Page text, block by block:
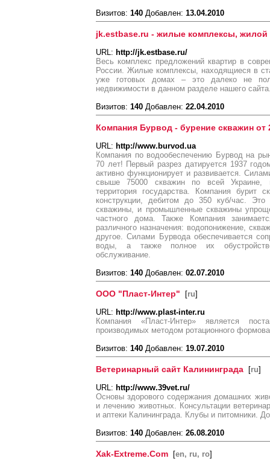
Визитов: 140 Добавлен: 13.04.2010
jk.estbase.ru - жилые комплексы, жилой
URL: http://jk.estbase.ru/
Весь комплекс предложений квартир в
России. Жилые комплексы, находящиеся в
уже готовых домах – это далеко не
недвижимости в данном разделе нашего
Визитов: 140 Добавлен: 22.04.2010
Компания Бурвод - бурение скважин
URL: http://www.burvod.ua
Компания по водообеспечению Бурвод на
70 лет! Первый разрез датируется 1937
активно функционирует и развивается.
свыше 75000 скважин по всей Украине,
территория государства. Компания
конструкции, дебитом до 350 куб/час.
скважины, и промышленные скважины
частного дома. Также Компания
различного назначения: водопонижение,
другое. Силами Бурвода обеспечивается
воды, а также полное их
обслуживание.
Визитов: 140 Добавлен: 02.07.2010
ООО "Пласт-Интер" [ru]
URL: http://www.plast-inter.ru
Компания «Пласт-Интер» является
производимых методом ротационного
Визитов: 140 Добавлен: 19.07.2010
Ветеринарный сайт Калининграда [ru]
URL: http://www.39vet.ru/
Основы здорового содержания домашних
и лечению животных. Консультации
и аптеки Калининграда. Клубы и питомники.
Визитов: 140 Добавлен: 26.08.2010
Xak-Extreme.Com [en, ru, ro]